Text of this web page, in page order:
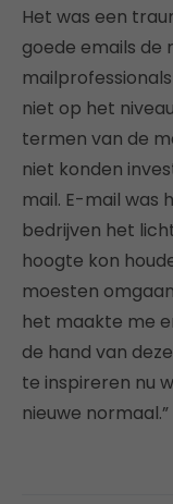
Het was een
goede emails de
niet op het
termen van de
niet konden
mail. E-mail was
bedrijven het
hoogte kon
moesten
het maakte me
de hand van
te inspireren nu
nieuwe normaal.”